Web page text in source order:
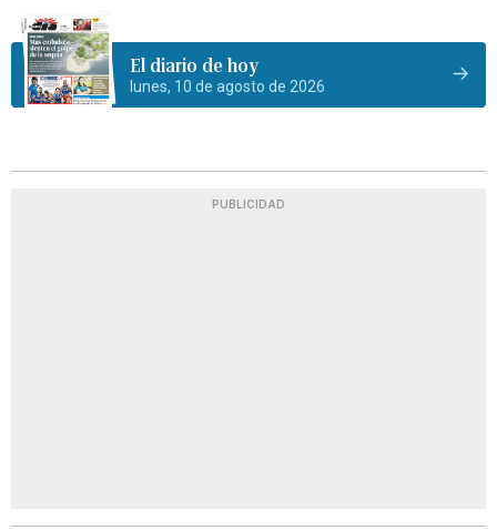
El diario de hoy
lunes, 10 de agosto de 2026
PUBLICIDAD